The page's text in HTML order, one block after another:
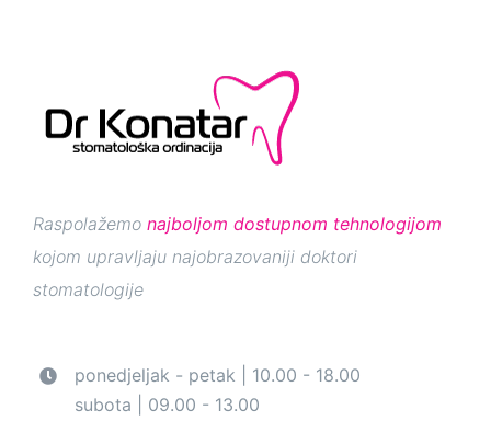
Raspolažemo najboljom dostupnom tehnologijom
kojom upravljaju najobrazovaniji doktori
stomatologije
ponedjeljak - petak | 10.00 - 18.00
subota | 09.00 - 13.00